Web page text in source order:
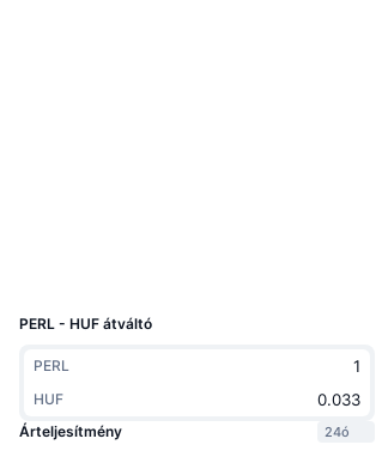
PERL - HUF átváltó
PERL
HUF
Árteljesítmény
24ó